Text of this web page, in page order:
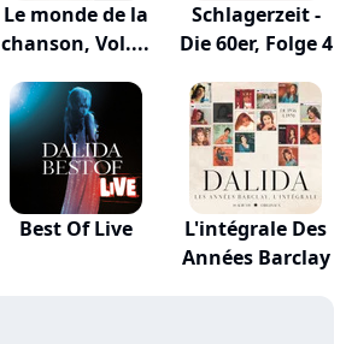
Le monde de la
chanson, Vol....
Schlagerzeit -
Die 60er, Folge 4
Best Of Live
L'intégrale Des
Années Barclay